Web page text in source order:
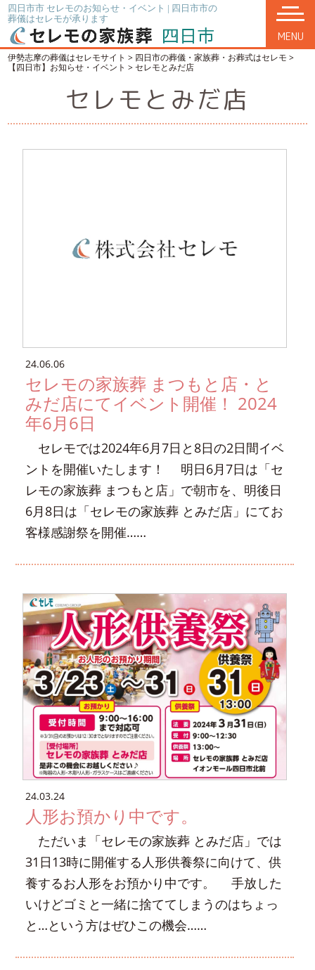
四日市市 セレモのお知らせ・イベント | 四日市市の
葬儀はセレモが承ります
MENU
伊勢志摩の葬儀はセレモサイト > 四日市の葬儀・家族葬・お葬式はセレモ >
【四日市】お知らせ・イベント >セレモとみだ店
セレモとみだ店
24.06.06
セレモの家族葬 まつもと店・と
みだ店にてイベント開催！ 2024
年6月6日
セレモでは2024年6月7日と8日の2日間イベ
ントを開催いたします！ 明日6月7日は「セ
レモの家族葬 まつもと店」で朝市を、明後日
6月8日は「セレモの家族葬 とみだ店」にてお
客様感謝祭を開催……
24.03.24
人形お預かり中です。
ただいま「セレモの家族葬 とみだ店」では
31日13時に開催する人形供養祭に向けて、供
養するお人形をお預かり中です。 手放した
いけどゴミと一緒に捨ててしまうのはちょっ
と…という方はぜひこの機会……